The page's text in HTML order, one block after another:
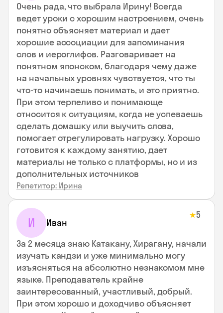
Очень рада, что выбрала Ирину! Всегда
ведет уроки с хорошим настроением, очень
понятно объясняет материал и дает
хорошие ассоциации для запоминания
слов и иероглифов. Разговаривает на
понятном японском, благодаря чему даже
на начальных уровнях чувствуется, что ты
что-то начинаешь понимать, и это приятно.
При этом терпеливо и понимающе
относится к ситуациям, когда не успеваешь
сделать домашку или выучить слова,
помогает отрегулировать нагрузку. Хорошо
готовится к каждому занятию, дает
материалы не только с платформы, но и из
дополнительных источников
Репетитор: Ирина
И Иван
★5
За 2 месяца знаю Катакану, Хирагану, начали
изучать кандзи и уже минимально могу
изъясняться на абсолютно незнакомом мне
языке. Преподаватель крайне
заинтересованный, участливый, добрый.
При этом хорошо и доходчиво объясняет